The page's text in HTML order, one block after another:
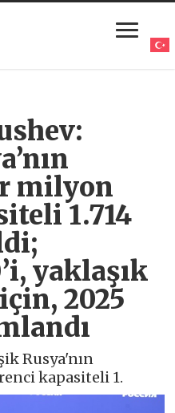
milyon
1.714
yaklaşık
2025
Rusya'nın
kapasiteli 1.